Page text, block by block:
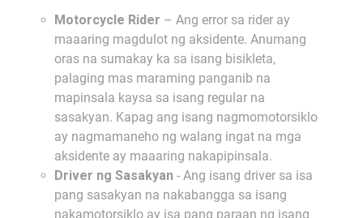
Motorcycle Rider – Ang error sa rider ay
maaaring magdulot ng aksidente. Anumang
oras na sumakay ka sa isang bisikleta,
palaging mas maraming panganib na
mapinsala kaysa sa isang regular na
sasakyan. Kapag ang isang nagmomotorsiklo
ay nagmamaneho ng walang ingat na mga
aksidente ay maaaring nakapipinsala.
Driver ng Sasakyan - Ang isang driver sa isa
pang sasakyan na nakabangga sa isang
nakamotorsiklo ay isa pang paraan ng isang